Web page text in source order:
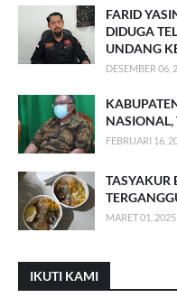
FARID
DIDUGA
UNDANG
DESEMBER 06,
NASIONAL,
FEBRUARI 16,
MARET 01, 2025
IKUTI KAMI